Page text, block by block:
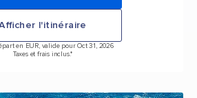
l'itinéraire
en EUR, valide pour Oct 31, 2026
Taxes et frais inclus.*